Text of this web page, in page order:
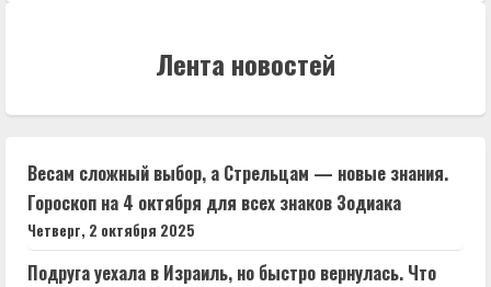
Лента новостей
Весам сложный выбор, а Стрельцам — новые знания.
Гороскоп на 4 октября для всех знаков Зодиака
Четверг, 2 октября 2025
Подруга уехала в Израиль, но быстро вернулась. Что